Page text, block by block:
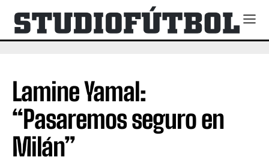
Lamine Yamal:
“Pasaremos seguro en
Milán”